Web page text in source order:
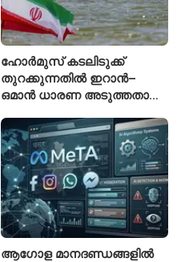
ഹോർമുസ് കടലിടുക്ക്
തുറക്കുന്നതിൽ ഇറാൻ–
ഒമാൻ ധാരണ അടുത്തതായി;
ടെഹ്റാൻ
ആഗോള മാനദണ്ഡങ്ങളിൽ